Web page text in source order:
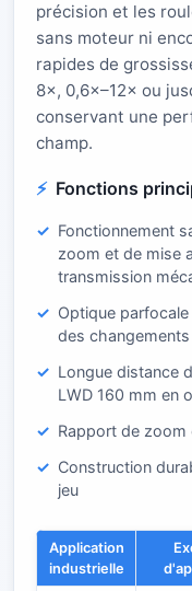
précision et les
sans moteur ni
rapides de
8×, 0,6×–12× ou
conservant une
champ.
Fonctions
Fonctionnement
zoom et de mise
transmission
Optique
des
Longue distance
LWD 160 mm en
Rapport de zoom
Construction
jeu
Application
industrielle